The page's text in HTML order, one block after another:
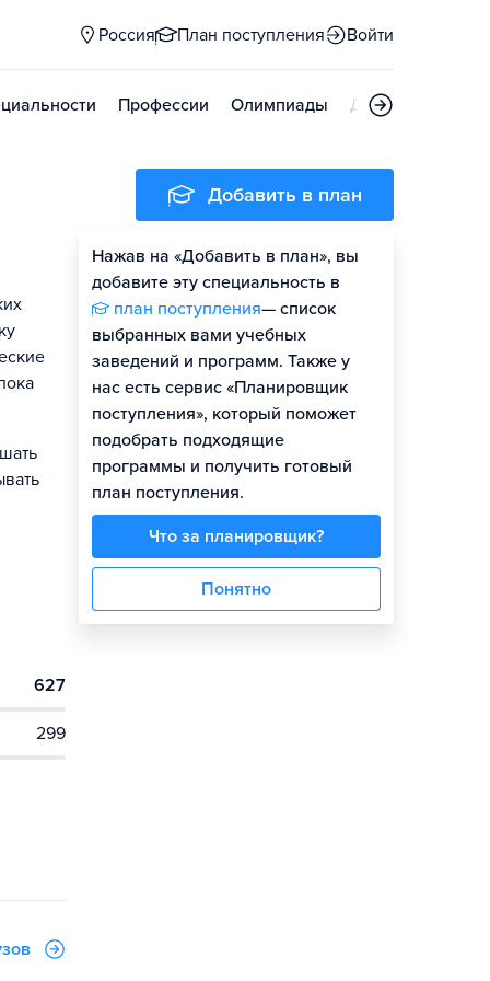
Россия План поступления Войти
Профессии Олимпиады Дни открытых
627
299
Добавить в план
Нажав на «Добавить в план», вы
добавите эту специальность в
план поступления— список
выбранных вами учебных
заведений и программ. Также у
нас есть сервис «Планировщик
поступления», который поможет
подобрать подходящие
программы и получить готовый
план поступления.
Что за планировщик?
Понятно